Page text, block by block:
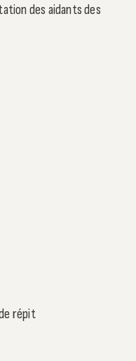
des aidants des
répit